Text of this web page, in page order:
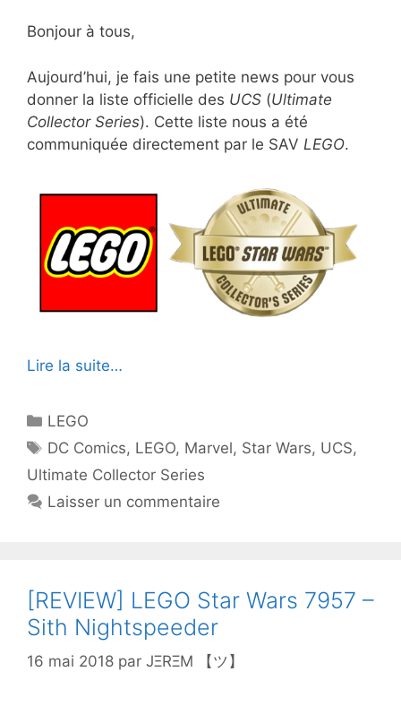
Bonjour à tous,
Aujourd’hui, je fais une petite news pour vous
donner la liste officielle des UCS (Ultimate
Collector Series). Cette liste nous a été
communiquée directement par le SAV LEGO.
Lire la suite…
Catégories
LEGO
Étiquettes
DC Comics, LEGO, Marvel, Star Wars, UCS,
Ultimate Collector Series
Laisser un commentaire
[REVIEW] LEGO Star Wars 7957 –
Sith Nightspeeder
16 mai 2018 par JΞRΞM 【ツ】